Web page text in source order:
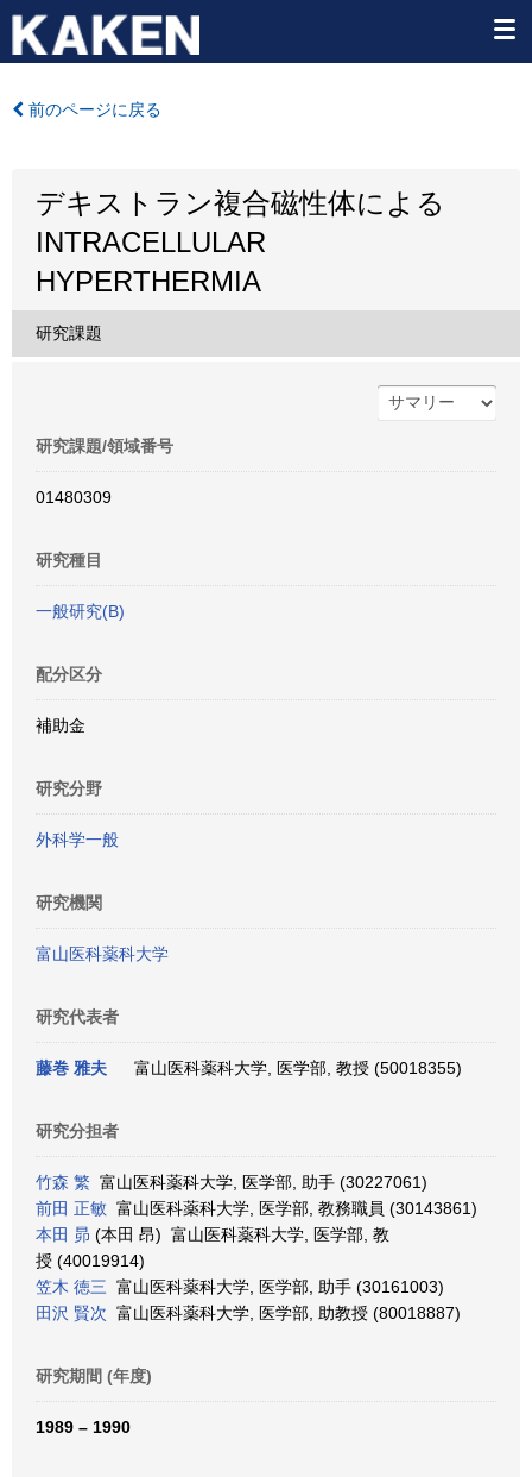
前のページに戻る
デキストラン複合磁性体による
INTRACELLULAR
HYPERTHERMIA
研究課題
研究課題/領域番号
01480309
研究種目
一般研究(B)
配分区分
補助金
研究分野
外科学一般
研究機関
富山医科薬科大学
研究代表者
藤巻 雅夫 富山医科薬科大学, 医学部, 教授 (50018355)
研究分担者
竹森 繁 富山医科薬科大学, 医学部, 助手 (30227061)
前田 正敏 富山医科薬科大学, 医学部, 教務職員 (30143861)
本田 昴 (本田 昂) 富山医科薬科大学, 医学部, 教
授 (40019914)
笠木 徳三 富山医科薬科大学, 医学部, 助手 (30161003)
田沢 賢次 富山医科薬科大学, 医学部, 助教授 (80018887)
研究期間 (年度)
1989 – 1990